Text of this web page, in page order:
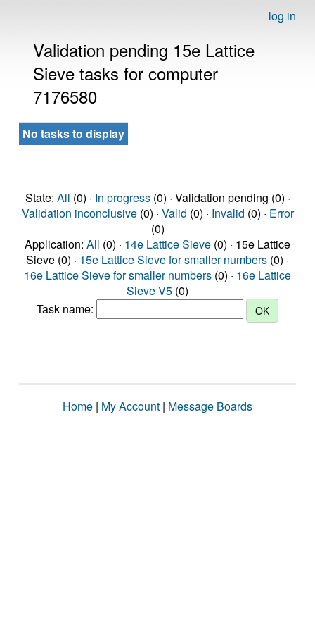
log in
Validation pending 15e Lattice
Sieve tasks for computer
7176580
No tasks to display
State: All (0) · In progress(0) · Validation pending (0) ·
Validation inconclusive(0) · Valid (0) · Invalid (0) · Error
(0)
Application: All (0) · 14e Lattice Sieve (0) · 15e Lattice
Sieve (0) · 15e Lattice Sieve for smaller numbers (0) ·
16e Lattice Sieve for smaller numbers (0) · 16e Lattice
Sieve V5 (0)
Task name:
Home | My Account | Message Boards